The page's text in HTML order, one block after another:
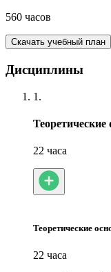
560 часов
Скачать учебный план
Дисциплины
1.
Теоретические
22 часа
Теоретические
22 часа